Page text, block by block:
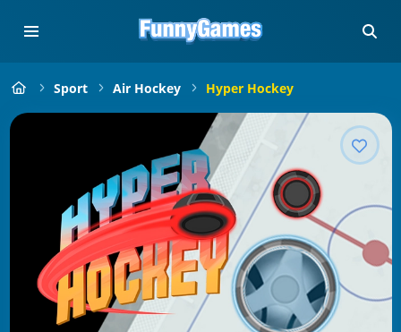
Sport Air Hockey Hyper Hockey